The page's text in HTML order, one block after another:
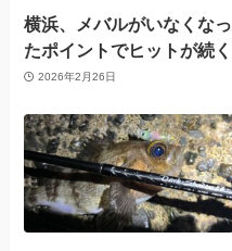
横浜、メバルがいなくなっ
たポイントでヒットが続く
2026年2月26日